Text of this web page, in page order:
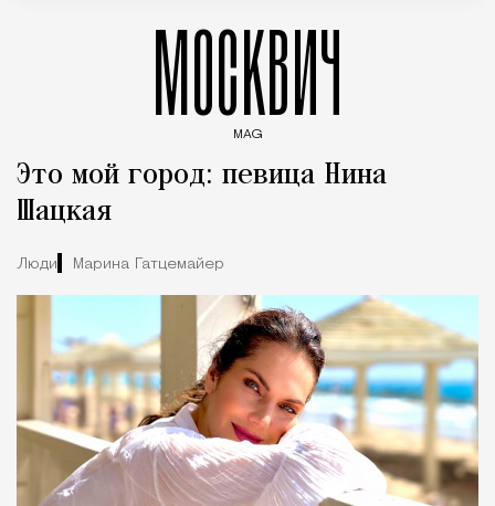
МОСКВИЧ
MAG
Это мой город: певица Нина
Шацкая
Люди Марина Гатцемайер